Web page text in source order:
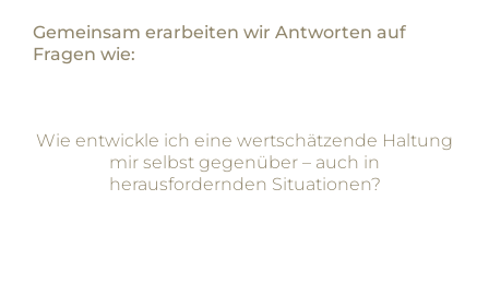
Gemeinsam erarbeiten wir Antworten auf
Fragen wie:
Wie entwickle ich eine wertschätzende Haltung
mir selbst gegenüber – auch in
herausfordernden Situationen?